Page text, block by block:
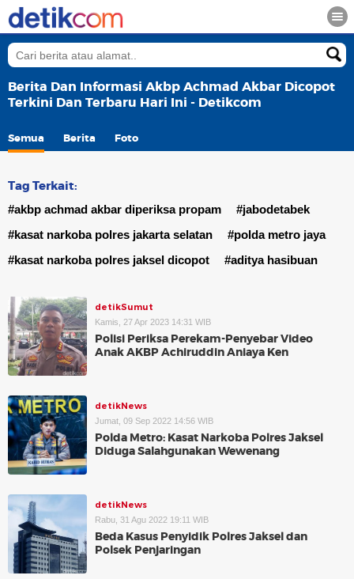
Berita Dan Informasi Akbp Achmad Akbar Dicopot
Terkini Dan Terbaru Hari Ini - Detikcom
Semua Berita Foto
Tag Terkait:
#akbp achmad akbar diperiksa propam
#jabodetabek
#kasat narkoba polres jakarta selatan
#polda metro jaya
#kasat narkoba polres jaksel dicopot
#aditya hasibuan
detikSumut
Kamis, 27 Apr 2023 14:31 WIB
Polisi Periksa Perekam-Penyebar Video
Anak AKBP Achiruddin Aniaya Ken
detikNews
Jumat, 09 Sep 2022 14:56 WIB
Polda Metro: Kasat Narkoba Polres Jaksel
Diduga Salahgunakan Wewenang
detikNews
Rabu, 31 Agu 2022 19:11 WIB
Beda Kasus Penyidik Polres Jaksel dan
Polsek Penjaringan